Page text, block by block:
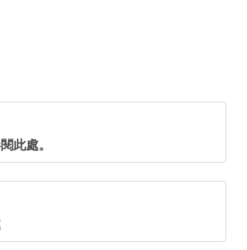
此處。